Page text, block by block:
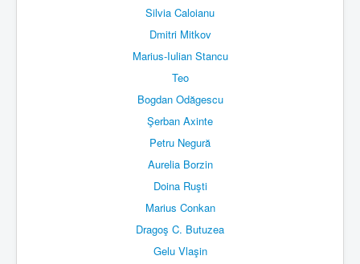
Silvia Caloianu
Dmitri Mitkov
Marius-Iulian Stancu
Teo
Bogdan Odăgescu
Şerban Axinte
Petru Negură
Aurelia Borzin
Doina Ruşti
Marius Conkan
Dragoş C. Butuzea
Gelu Vlaşin